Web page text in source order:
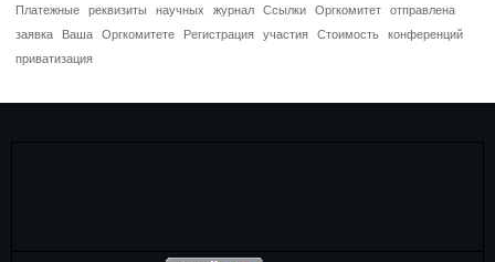
Платежные
реквизиты научных журнал Ссылки Оргкомитет
отправлена
заявка
Ваша Оргкомитете Регистрация участия Стоимость
конференций
приватизация